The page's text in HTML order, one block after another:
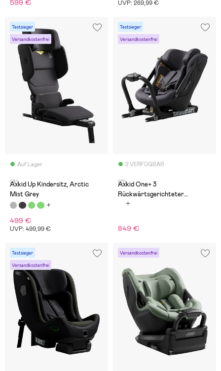
599 € UVP: 269,99 €
Testsieger
Versandkostenfrei
Auf Lager
(9)
Axkid Up Kindersitz, Arctic
Mist Grey
499 €
UVP: 499,99 €
Testsieger
Versandkostenfrei
2 VERFÜGBAR
(0)
Axkid One+ 3
Rückwärtsgerichteter
Kindersitz, Arctic Mist Grey
849 €
Testsieger
Versandkostenfrei
Versandkostenfrei